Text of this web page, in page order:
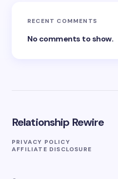
RECENT COMMENTS
No comments to show.
Relationship Rewire
PRIVACY POLICY
AFFILIATE DISCLOSURE